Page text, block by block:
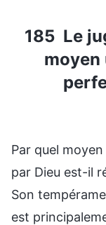
185 Le
moyen
Par quel
par Dieu est-il
Son
est